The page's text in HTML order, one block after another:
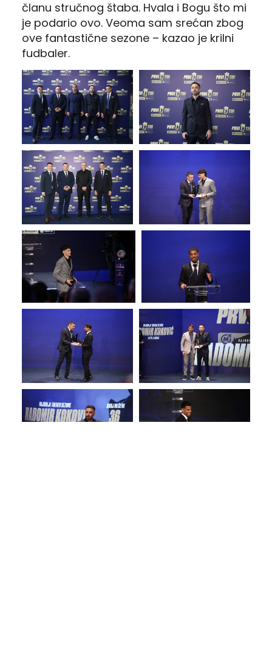
članu stručnog štaba. Hvala i Bogu što mi
je podario ovo. Veoma sam srećan zbog
ove fantastične sezone – kazao je krilni
fudbaler.